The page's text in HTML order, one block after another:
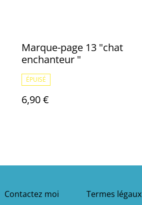
Marque-page 13 "chat
enchanteur "
ÉPUISÉ
6,90 €
Contactez moi Termes légaux